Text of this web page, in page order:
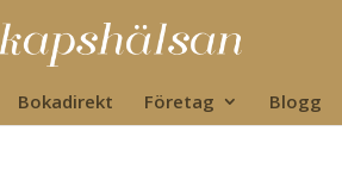
Bokadirekt Företag Blogg